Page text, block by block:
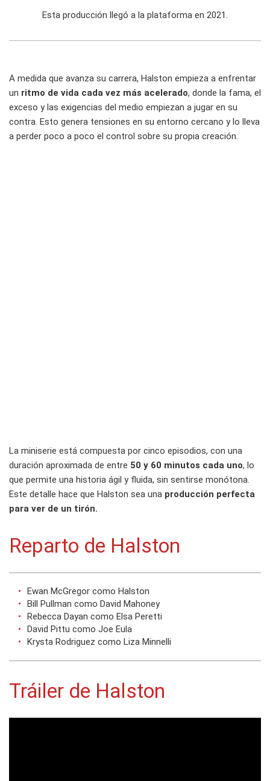
Esta producción llegó a la plataforma en 2021.
A medida que avanza su carrera, Halston empieza a enfrentar
un ritmo de vida cada vez más acelerado, donde la fama, el
exceso y las exigencias del medio empiezan a jugar en su
contra. Esto genera tensiones en su entorno cercano y lo lleva
a perder poco a poco el control sobre su propia creación.
La miniserie está compuesta por cinco episodios, con una
duración aproximada de entre 50 y 60 minutos cada uno, lo
que permite una historia ágil y fluida, sin sentirse monótona.
Este detalle hace que Halston sea una producción perfecta
para ver de un tirón.
Reparto de Halston
Ewan McGregor como Halston
Bill Pullman como David Mahoney
Rebecca Dayan como Elsa Peretti
David Pittu como Joe Eula
Krysta Rodriguez como Liza Minnelli
Tráiler de Halston